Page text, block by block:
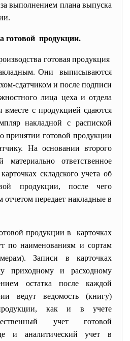
выполнением плана выпуска
готовой продукции.
готовая продукция
Они выписываются
сдатчиком и после подписи
лица цеха и отдела
вместе с продукцией сдаются
накладной с распиской
принятии готовой продукции
На основании второго
материально ответственное
складского учета об
продукции, после чего
отчетом передает накладные в
продукции в карточках
по наименованиям и сортам
Записи в карточках
приходному и расходному
остатка после каждой
ведут ведомость (книгу)
как и в учете
учет готовой
и аналитический учет в